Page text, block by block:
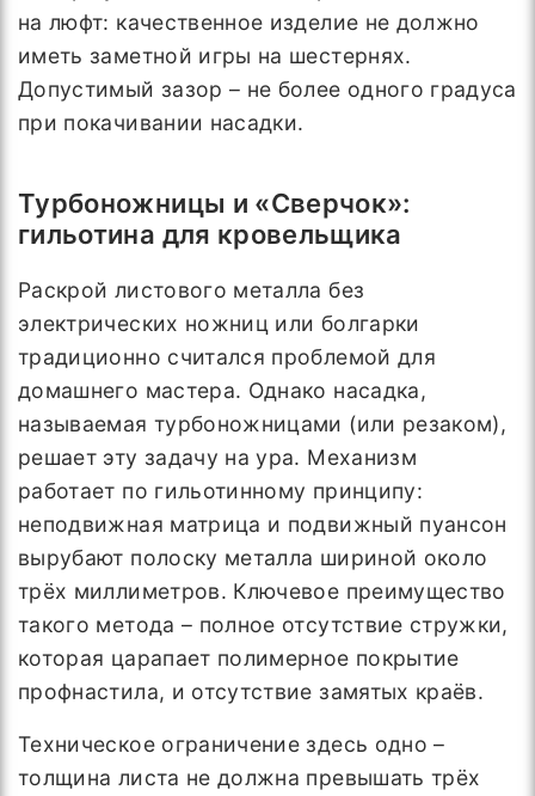
на люфт: качественное изделие не должно
иметь заметной игры на шестернях.
Допустимый зазор – не более одного градуса
при покачивании насадки.
Турбоножницы и «Сверчок»:
гильотина для кровельщика
Раскрой листового металла без
электрических ножниц или болгарки
традиционно считался проблемой для
домашнего мастера. Однако насадка,
называемая турбоножницами (или резаком),
решает эту задачу на ура. Механизм
работает по гильотинному принципу:
неподвижная матрица и подвижный пуансон
вырубают полоску металла шириной около
трёх миллиметров. Ключевое преимущество
такого метода – полное отсутствие стружки,
которая царапает полимерное покрытие
профнастила, и отсутствие замятых краёв.
Техническое ограничение здесь одно –
толщина листа не должна превышать трёх